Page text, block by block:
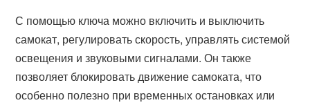
С помощью ключа можно включить и выключить
самокат, регулировать скорость, управлять системой
освещения и звуковыми сигналами. Он также
позволяет блокировать движение самоката, что
особенно полезно при временных остановках или